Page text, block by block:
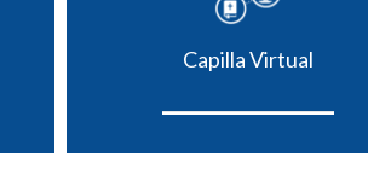
Capilla Virtual